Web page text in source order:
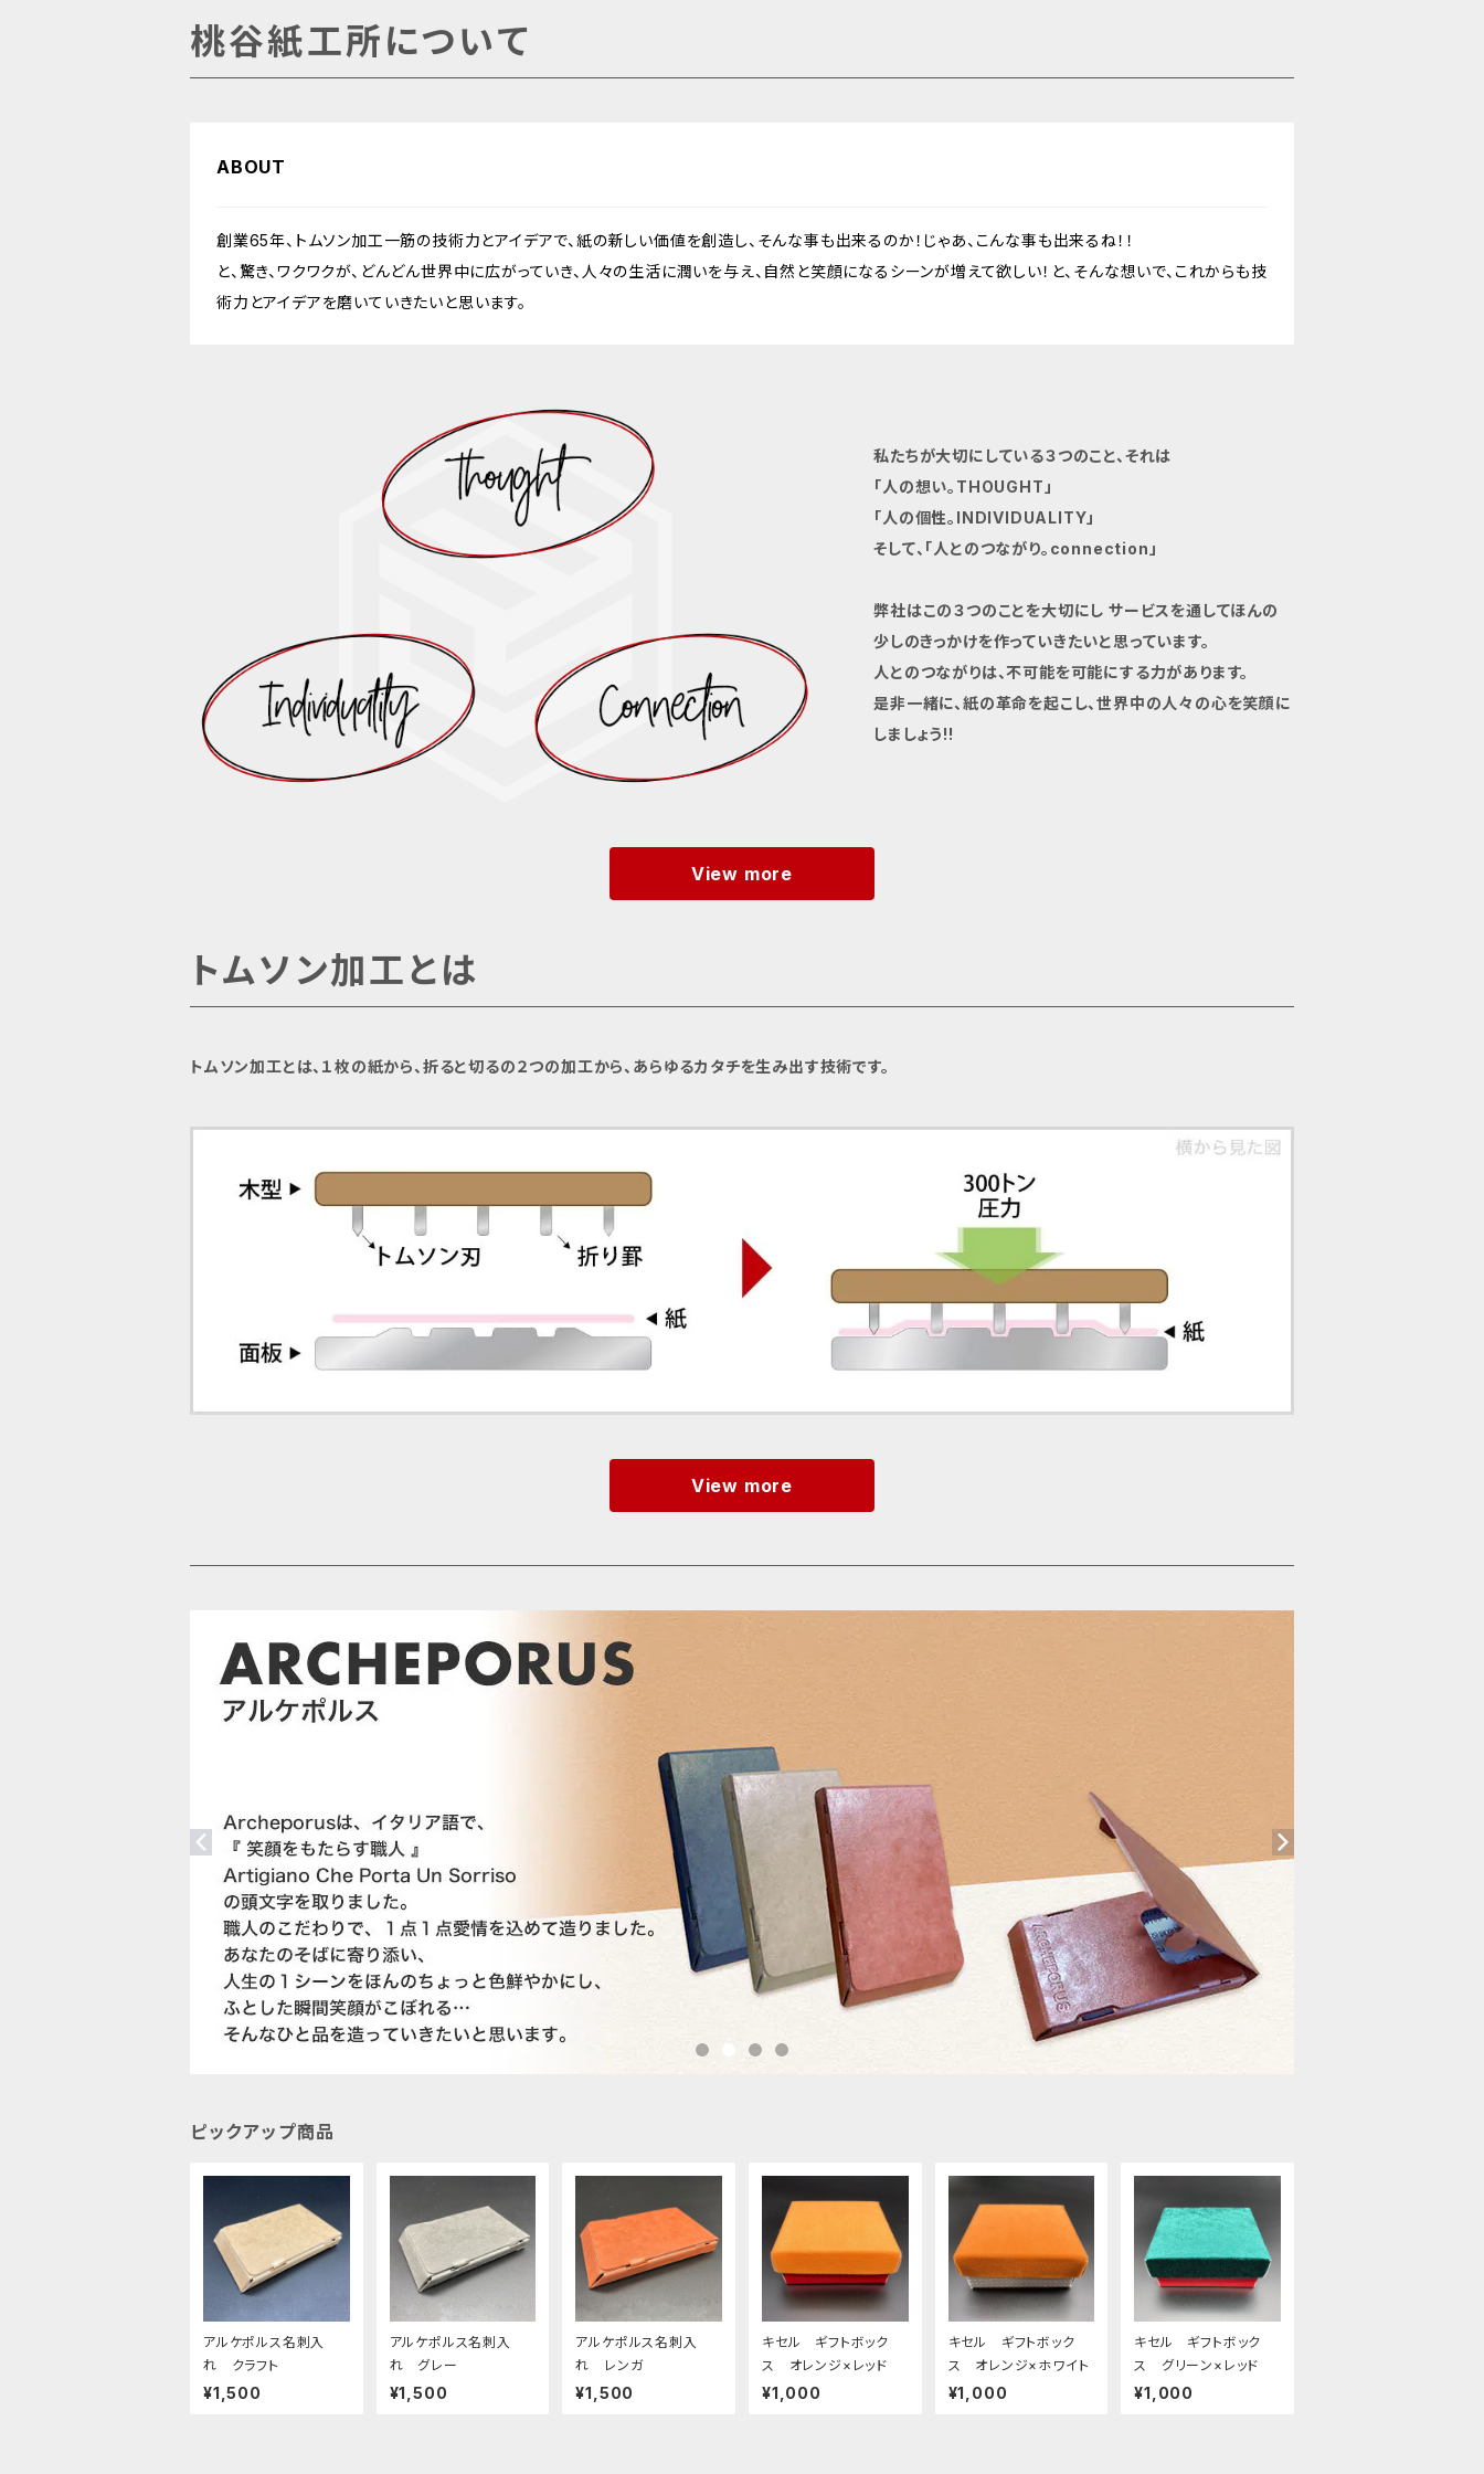
桃谷紙工所について
ABOUT
創業65年、トムソン加工一筋の技術力とアイデアで、紙の新しい価値を創造し、そんな事も出来るのか！じゃあ、こんな事も出来るね！！
と、驚き、ワクワクが、どんどん世界中に広がっていき、人々の生活に潤いを与え、自然と笑顔になるシーンが増えて欲しい！と、そんな想いで、これからも技
術力とアイデアを磨いていきたいと思います。
私たちが大切にしている３つのこと、それは
「人の想い。THOUGHT」
「人の個性。INDIVIDUALITY」
そして、「人とのつながり。connection」
弊社はこの３つのことを大切にし サービスを通してほんの
少しのきっかけを作っていきたいと思っています。
人とのつながりは、不可能を可能にする力があります。
是非一緒に、紙の革命を起こし、世界中の人々の心を笑顔に
しましょう!!
View more
トムソン加工とは
トムソン加工とは、１枚の紙から、折ると切るの２つの加工から、あらゆるカタチを生み出す技術です。
View more
ピックアップ商品
アルケポルス名刺入
れ クラフト
¥1,500
アルケポルス名刺入
れ グレー
¥1,500
アルケポルス名刺入
れ レンガ
¥1,500
キセル ギフトボック
ス オレンジ×レッド
¥1,000
キセル ギフトボック
ス オレンジ×ホワイト
¥1,000
キセル ギフトボック
ス グリーン×レッド
¥1,000